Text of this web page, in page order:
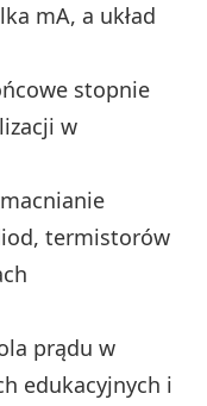
mA, a układ
stopnie
w
termistorów
prądu w
edukacyjnych i